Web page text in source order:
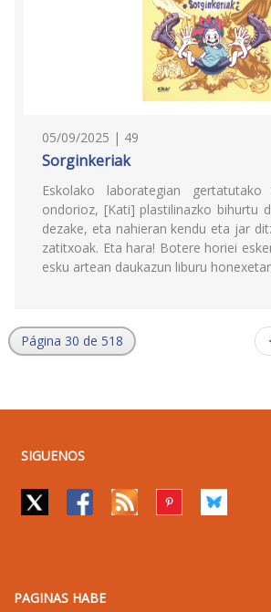
05/09/2025 | 49
Sorginkeriak
Eskolako laborategian
ondorioz, [Kati] plastilinazko bihurtu
dezake, eta nahieran kendu eta jar
zatitxoak. Eta hara! Botere horiei
esku artean daukazun liburu
Página 30 de 518
SIGUENOS
PAGINAS HABE